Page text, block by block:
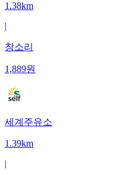
1.38km
|
창소리
1,889원
세계주유소
1.39km
|